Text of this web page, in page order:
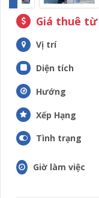
Giá thuê từ
Vị trí
Diện tích
Hướng
Xếp Hạng
Tình trạng
Giờ làm việc